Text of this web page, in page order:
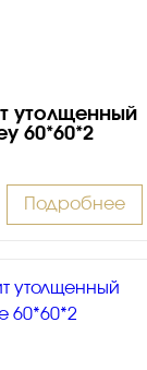
утолщенный
60*60*2
Подробнее